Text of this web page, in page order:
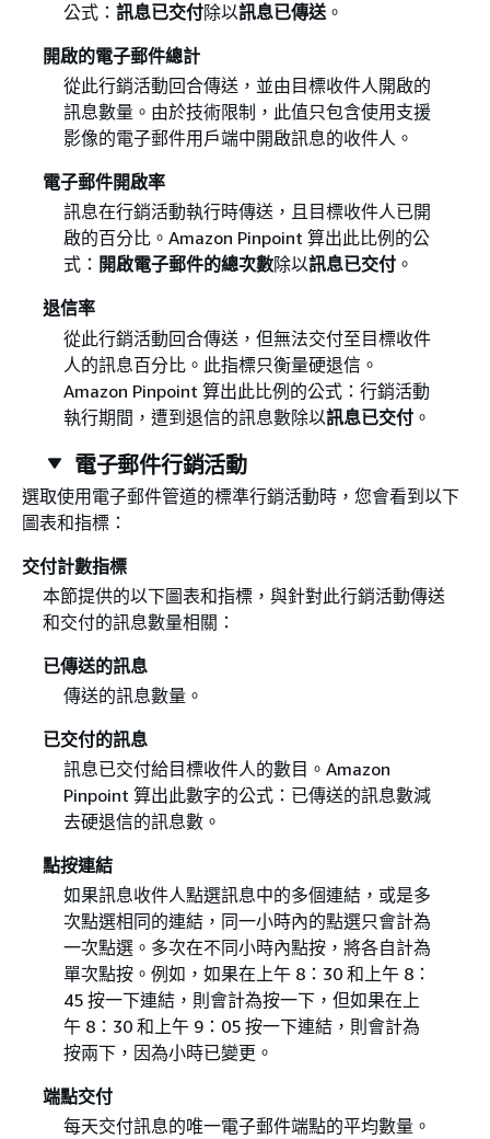
公式： 訊息已交付除以訊息已傳送。
開啟的電子郵件總計
從此行銷活動回合傳送，並由目標收件人開啟的
訊息數量。由於技術限制，此值只包含使用支援
影像的電子郵件用戶端中開啟訊息的收件人。
電子郵件開啟率
訊息在行銷活動執行時傳送，且目標收件人已開
啟的百分比。Amazon Pinpoint 算出此比例的公
式： 開啟電子郵件的總次數除以訊息已交付。
退信率
從此行銷活動回合傳送，但無法交付至目標收件
人的訊息百分比。此指標只衡量硬退信。
Amazon Pinpoint 算出此比例的公式：行銷活動
執行期間，遭到退信的訊息數除以訊息已交付。
電子郵件行銷活動
選取使用電子郵件管道的標準行銷活動時，您會看到以下
圖表和指標：
交付計數指標
本節提供的以下圖表和指標，與針對此行銷活動傳送
和交付的訊息數量相關：
已傳送的訊息
傳送的訊息數量。
已交付的訊息
訊息已交付給目標收件人的數目。Amazon
Pinpoint 算出此數字的公式：已傳送的訊息數減
去硬退信的訊息數。
點按連結
如果訊息收件人點選訊息中的多個連結，或是多
次點選相同的連結，同一小時內的點選只會計為
一次點選。多次在不同小時內點按，將各自計為
單次點按。例如，如果在上午 8：30 和上午 8：
45 按一下連結，則會計為按一下，但如果在上
午 8：30 和上午 9：05 按一下連結，則會計為
按兩下，因為小時已變更。
端點交付
每天交付訊息的唯一電子郵件端點的平均數量。